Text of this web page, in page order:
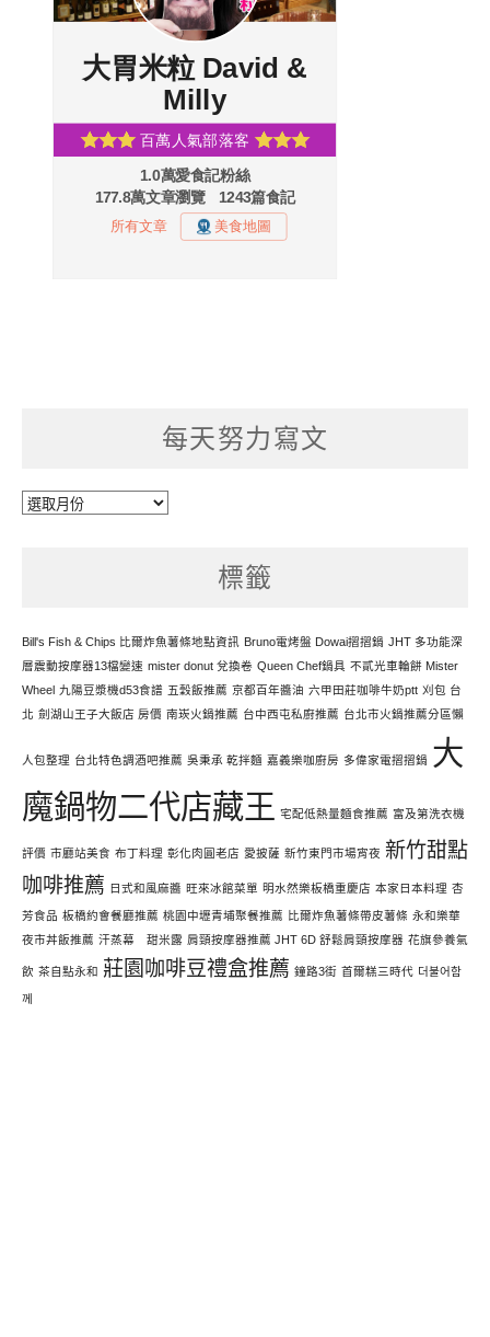
每天努力寫文
每
標籤
Bill's Fish & Chips 比爾炸魚薯條地點資訊 Bruno電烤盤 Dowai摺摺鍋 JHT 多功能深
層震動按摩器13檔變速 mister donut 兌換卷 Queen Chef鍋具 不貳光車輪餅 Mister
Wheel 九陽豆漿機d53食譜 五穀飯推薦 京都百年醬油 六甲田莊咖啡牛奶ptt 刈包 台
北 劍湖山王子大飯店 房價 南崁火鍋推薦 台中西屯私廚推薦 台北市火鍋推薦分區懶
人包整理 台北特色調酒吧推薦 吳秉承 乾拌麵 嘉義樂咖廚房 多偉家電摺摺鍋 大
魔鍋物二代店藏王 宅配低熱量麵食推薦 富及第洗衣機
評價 市廳站美食 布丁料理 彰化肉圓老店 愛披薩 新竹東門市場宵夜 新竹甜點
咖啡推薦 日式和風麻醬 旺來冰館菜單 明水然樂板橋重慶店 本家日本料理 杏
芳食品 板橋約會餐廳推薦 桃園中壢青埔聚餐推薦 比爾炸魚薯條帶皮薯條 永和樂華
夜市丼飯推薦 汗蒸幕 甜米露 肩頸按摩器推薦 JHT 6D 舒鬆肩頸按摩器 花旗參養氣
飲 茶自點永和 莊園咖啡豆禮盒推薦 鐘路3街 首爾糕三時代 더불어함
께